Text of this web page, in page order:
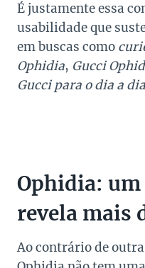
É justamente essa
usabilidade que
em buscas como
Ophidia, Gucci
Gucci para o dia a dia
Ophidia: um
revela mais
Ao contrário de